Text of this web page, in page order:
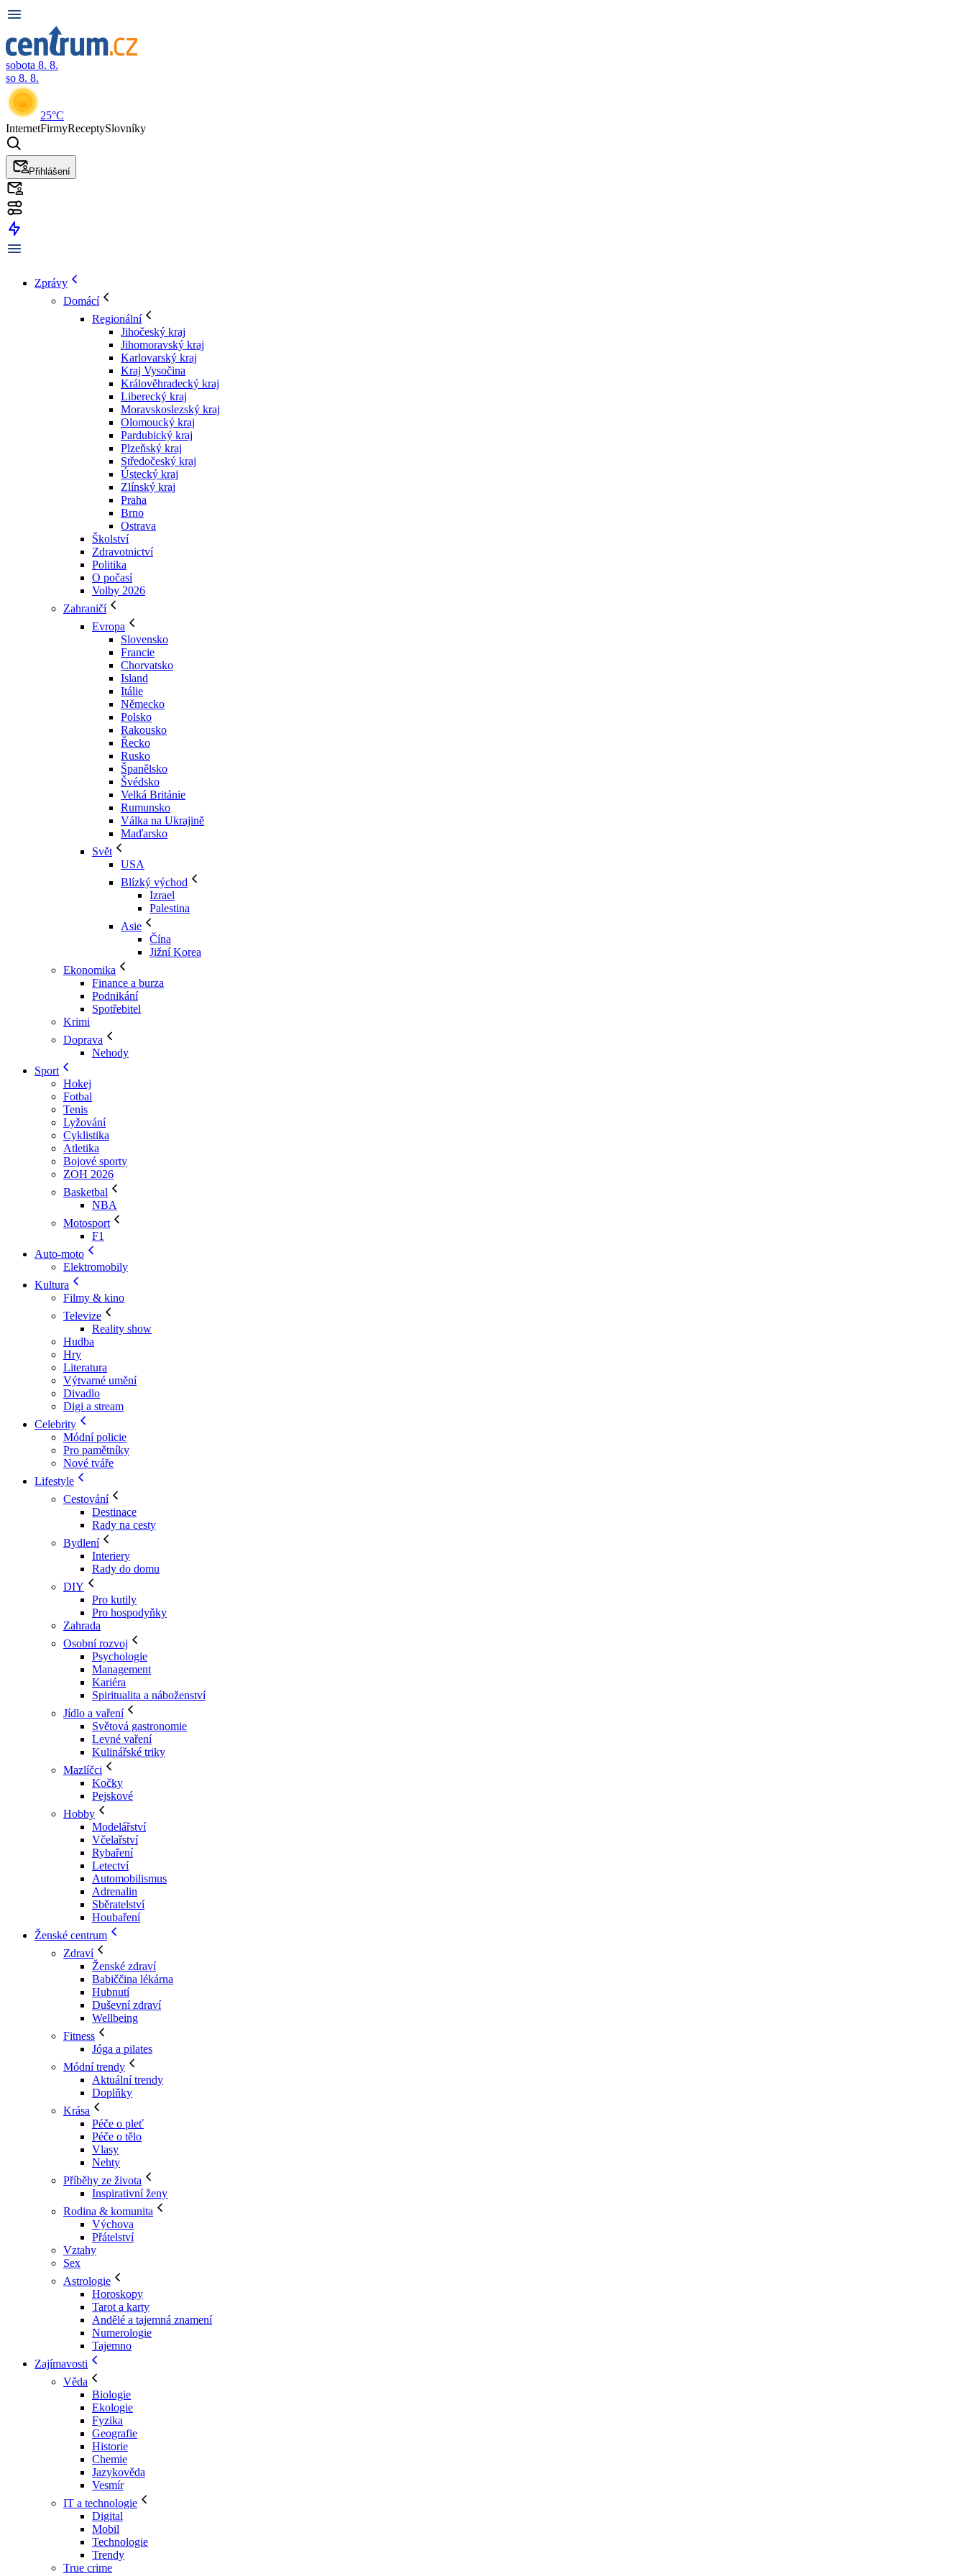
sobota 8. 8.
so 8. 8.
25°C
InternetFirmyReceptySlovníky
Přihlášení
Zprávy
Domácí
Regionální
Jihočeský kraj
Jihomoravský kraj
Karlovarský kraj
Kraj Vysočina
Králověhradecký kraj
Liberecký kraj
Moravskoslezský kraj
Olomoucký kraj
Pardubický kraj
Plzeňský kraj
Středočeský kraj
Ústecký kraj
Zlínský kraj
Praha
Brno
Ostrava
Školství
Zdravotnictví
Politika
O počasí
Volby 2026
Zahraničí
Evropa
Slovensko
Francie
Chorvatsko
Island
Itálie
Německo
Polsko
Rakousko
Řecko
Rusko
Španělsko
Švédsko
Velká Británie
Rumunsko
Válka na Ukrajině
Maďarsko
Svět
USA
Blízký východ
Izrael
Palestina
Asie
Čína
Jižní Korea
Ekonomika
Finance a burza
Podnikání
Spotřebitel
Krimi
Doprava
Nehody
Sport
Hokej
Fotbal
Tenis
Lyžování
Cyklistika
Atletika
Bojové sporty
ZOH 2026
Basketbal
NBA
Motosport
F1
Auto-moto
Elektromobily
Kultura
Filmy & kino
Televize
Reality show
Hudba
Hry
Literatura
Výtvarné umění
Divadlo
Digi a stream
Celebrity
Módní policie
Pro pamětníky
Nové tváře
Lifestyle
Cestování
Destinace
Rady na cesty
Bydlení
Interiery
Rady do domu
DIY
Pro kutily
Pro hospodyňky
Zahrada
Osobní rozvoj
Psychologie
Management
Kariéra
Spiritualita a náboženství
Jídlo a vaření
Světová gastronomie
Levné vaření
Kulinářské triky
Mazlíčci
Kočky
Pejskové
Hobby
Modelářství
Včelařství
Rybaření
Letectví
Automobilismus
Adrenalin
Sběratelství
Houbaření
Ženské centrum
Zdraví
Ženské zdraví
Babiččina lékárna
Hubnutí
Duševní zdraví
Wellbeing
Fitness
Jóga a pilates
Módní trendy
Aktuální trendy
Doplňky
Krása
Péče o pleť
Péče o tělo
Vlasy
Nehty
Příběhy ze života
Inspirativní ženy
Rodina & komunita
Výchova
Přátelství
Vztahy
Sex
Astrologie
Horoskopy
Tarot a karty
Andělé a tajemná znamení
Numerologie
Tajemno
Zajímavosti
Věda
Biologie
Ekologie
Fyzika
Geografie
Historie
Chemie
Jazykověda
Vesmír
IT a technologie
Digital
Mobil
Technologie
Trendy
True crime